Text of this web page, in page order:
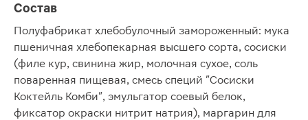
Состав
Полуфабрикат хлебобулочный замороженный: мука
пшеничная хлебопекарная высшего сорта, сосиски
(филе кур, свинина жир, молочная сухое, соль
поваренная пищевая, смесь специй "Сосиски
Коктейль Комби", эмульгатор соевый белок,
фиксатор окраски нитрит натрия), маргарин для